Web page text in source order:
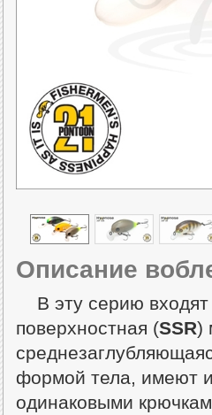
Описание
В эту серию
поверхностная (SSR)
формой тела, имеют
одинаковыми